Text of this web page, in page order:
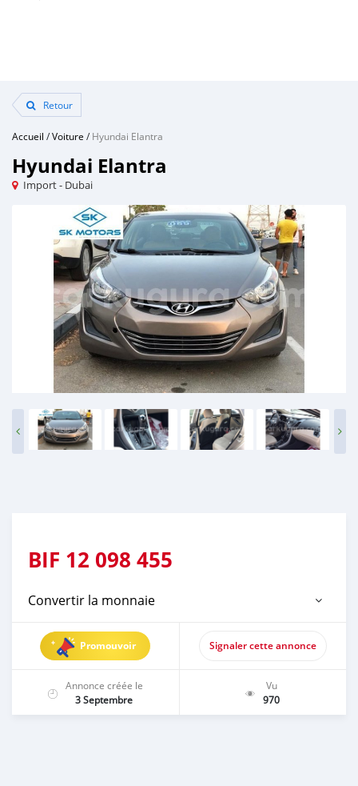
Retour
Accueil /Voiture /Hyundai Elantra
Hyundai Elantra
Import - Dubai
BIF 12 098 455
Convertir la monnaie
Promouvoir Signaler cette annonce
Annonce créée le
3 Septembre
Vu
970